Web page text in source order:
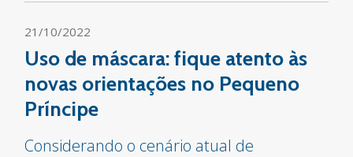
21/10/2022
Uso de máscara: fique atento às
novas orientações no Pequeno
Príncipe
Considerando o cenário atual de